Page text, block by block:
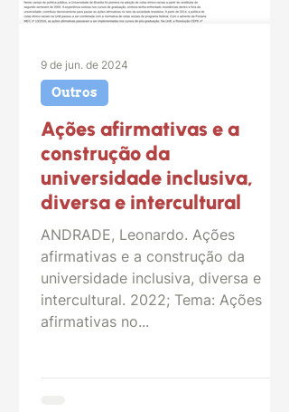
Ações afirmativas e a
construção da
universidade inclusiva,
diversa e intercultural
ANDRADE, Leonardo. Ações
afirmativas e a construção da
universidade inclusiva, diversa e
intercultural. 2022; Tema: Ações
afirmativas no...
Outros
9 de jun. de 2024